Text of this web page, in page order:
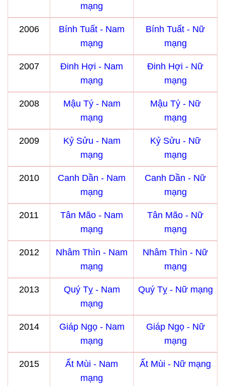
mạng
2006
Bính Tuất - Nam
mạng
Bính Tuất - Nữ
mạng
2007
Đinh Hợi - Nam
mạng
Đinh Hợi - Nữ
mạng
2008
Mậu Tý - Nam
mạng
Mậu Tý - Nữ
mạng
2009
Kỷ Sửu - Nam
mạng
Kỷ Sửu - Nữ
mạng
2010
Canh Dần - Nam
mạng
Canh Dần - Nữ
mạng
2011
Tân Mão - Nam
mạng
Tân Mão - Nữ
mạng
2012
Nhâm Thìn - Nam
mạng
Nhâm Thìn - Nữ
mạng
2013
Quý Tỵ - Nam
mạng
Quý Tỵ - Nữ mạng
2014
Giáp Ngọ - Nam
mạng
Giáp Ngọ - Nữ
mạng
2015
Ất Mùi - Nam
mạng
Ất Mùi - Nữ mạng